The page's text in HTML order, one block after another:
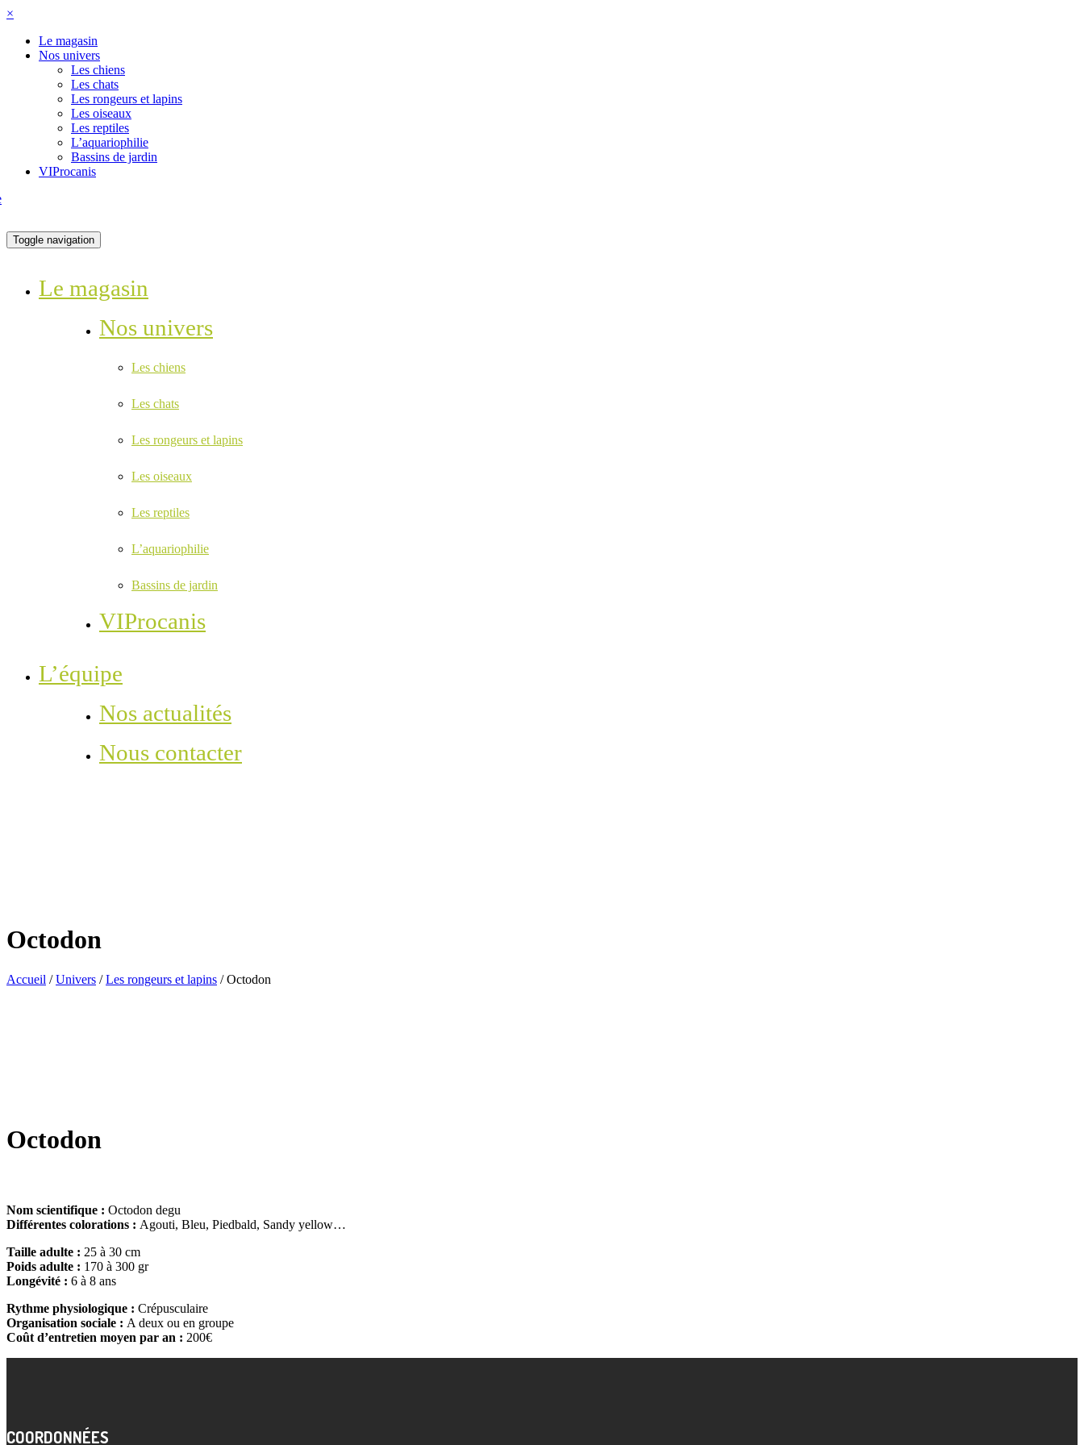
×
Le magasin
Nos univers
Les chiens
Les chats
Les rongeurs et lapins
Les oiseaux
Les reptiles
L’aquariophilie
Bassins de jardin
VIProcanis
Toggle navigation
Le magasin
Nos univers
Les chiens
Les chats
Les rongeurs et lapins
Les oiseaux
Les reptiles
L’aquariophilie
Bassins de jardin
VIProcanis
L’équipe
Nos actualités
Nous contacter
Octodon
Accueil /Univers /Les rongeurs et lapins /Octodon
Octodon
Nom scientifique : Octodon degu
Différentes colorations : Agouti, Bleu, Piedbald, Sandy yellow…
Taille adulte : 25 à 30 cm
Poids adulte : 170 à 300 gr
Longévité : 6 à 8 ans
Rythme physiologique : Crépusculaire
Organisation sociale : A deux ou en groupe
Coût d’entretien moyen par an : 200€
COORDONNÉES